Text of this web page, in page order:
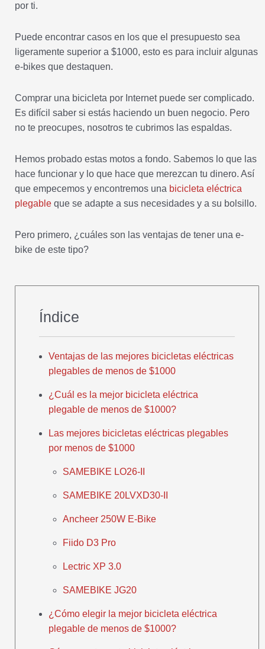
por ti.
Puede encontrar casos en los que el presupuesto sea
ligeramente superior a $1000, esto es para incluir algunas
e-bikes que destaquen.
Comprar una bicicleta por Internet puede ser complicado.
Es difícil saber si estás haciendo un buen negocio. Pero
no te preocupes, nosotros te cubrimos las espaldas.
Hemos probado estas motos a fondo. Sabemos lo que las
hace funcionar y lo que hace que merezcan tu dinero. Así
que empecemos y encontremos una bicicleta eléctrica
plegable que se adapte a sus necesidades y a su bolsillo.
Pero primero, ¿cuáles son las ventajas de tener una e-
bike de este tipo?
Índice
Ventajas de las mejores bicicletas eléctricas
plegables de menos de $1000
¿Cuál es la mejor bicicleta eléctrica
plegable de menos de $1000?
Las mejores bicicletas eléctricas plegables
por menos de $1000
SAMEBIKE LO26-II
SAMEBIKE 20LVXD30-II
Ancheer 250W E-Bike
Fiido D3 Pro
Lectric XP 3.0
SAMEBIKE JG20
¿Cómo elegir la mejor bicicleta eléctrica
plegable de menos de $1000?